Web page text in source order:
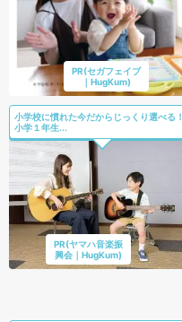
PR(セガフェイブ
｜HugKum)
小学校に慣れた今だからじっくり選べる！
小学１年生...
PR(ヤマハ音楽振
興会｜HugKum)